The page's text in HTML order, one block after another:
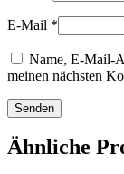
E-Mail *
Name, E-Mail-
meinen nächsten
Ähnliche